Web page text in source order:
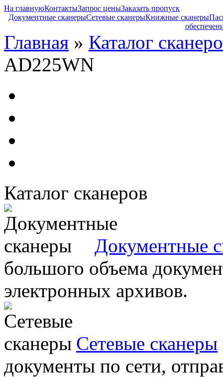
На главнуюКонтактыЗапрос ценыЗаказать пропуск
Документные сканерыСетевые сканерыКнижные сканеры
Главная » Каталог
AD225WN
Каталог сканеров
Документные
большого объема
электронных архивов.
Сетевые сканеры
документы по сети,